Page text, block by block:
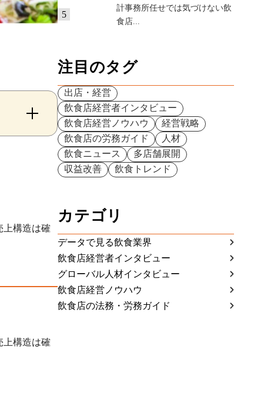
上構造は確
上構造は確
5
計事務所任せでは気づけない飲
食店...
注目のタグ
出店・経営
飲食店経営者インタビュー
飲食店経営ノウハウ
経営戦略
飲食店の労務ガイド
人材
飲食ニュース
多店舗展開
収益改善
飲食トレンド
カテゴリ
データで見る飲食業界
飲食店経営者インタビュー
グローバル人材インタビュー
飲食店経営ノウハウ
飲食店の法務・労務ガイド